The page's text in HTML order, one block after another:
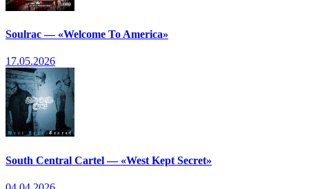
Soulrac — «Welcome To America»
17.05.2026
South Central Cartel — «West Kept Secret»